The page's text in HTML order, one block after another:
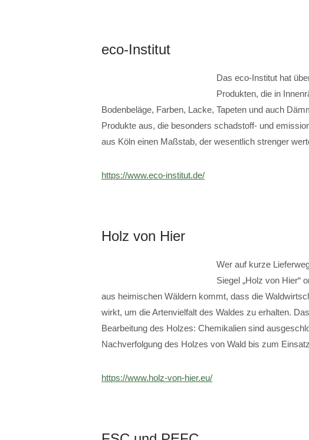
eco-Institut
Das eco-Institut hat
Produkten, die in
Bodenbeläge, Farben, Lacke, Tapeten und auch
Produkte aus, die besonders schadstoff- und
aus Köln einen Maßstab, der wesentlich strenger
https://www.eco-institut.de/
Holz von Hier
Wer auf kurze
Siegel „Holz von Hier“
aus heimischen Wäldern kommt, dass die
wirkt, um die Artenvielfalt des Waldes zu erhalten.
Bearbeitung des Holzes: Chemikalien sind
Nachverfolgung des Holzes von Wald bis zum
https://www.holz-von-hier.eu/